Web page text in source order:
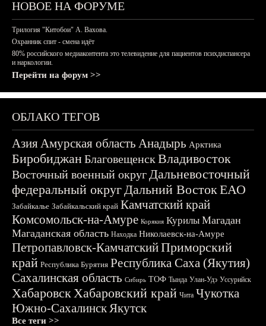
НОВОЕ НА ФОРУМЕ
Трилогия "Китобои" А. Вахова.
Охранник спит - смена идёт
80% российского медиаконтента это телевидение для пациентов психдиспансера
и наркологии.
Перейти на форум >>
ОБЛАКО ТЕГОВ
АзияАмурская область Анадырь Арктика
БиробиджанБлаговещенскВладивосток
Восточный военный округДальневосточный
федеральный округДальний ВостокЕАО
Забайкалье Забайкальский край Камчатский край
Комсомольск-на-Амуре Корякия Курилы Магадан
Магаданская область Находка Николаевск-на-Амуре
Петропавловск-КамчатскийПриморский
край Республика Бурятия Республика Саха (Якутия)
Сахалинская область Сибирь ТОФ Тында Улан-Удэ Уссурийск
ХабаровскХабаровский край Чита Чукотка
Южно-СахалинскЯкутск
Все теги >>